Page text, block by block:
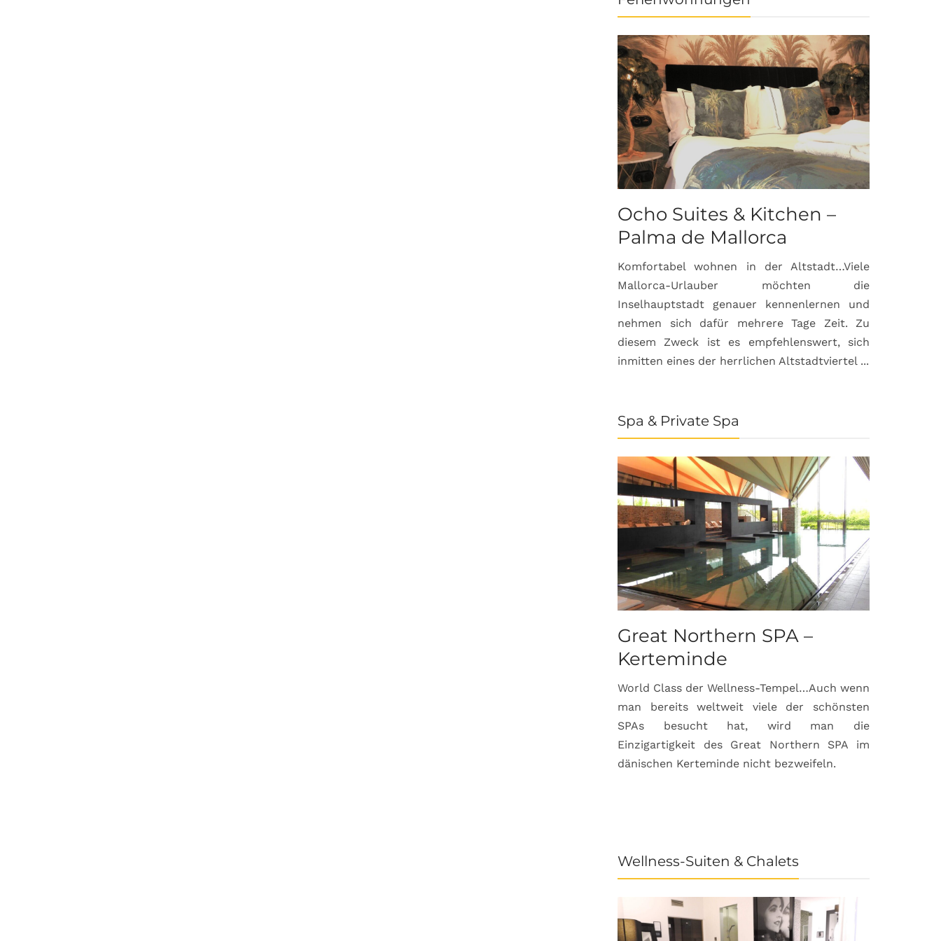
Ocho Suites & Kitchen –
Palma de Mallorca
Komfortabel wohnen in der Altstadt…Viele
Mallorca-Urlauber möchten die
Inselhauptstadt genauer kennenlernen und
nehmen sich dafür mehrere Tage Zeit. Zu
diesem Zweck ist es empfehlenswert, sich
inmitten eines der herrlichen Altstadtviertel ...
Spa & Private Spa
Great Northern SPA –
Kerteminde
World Class der Wellness-Tempel…Auch wenn
man bereits weltweit viele der schönsten
SPAs besucht hat, wird man die
Einzigartigkeit des Great Northern SPA im
dänischen Kerteminde nicht bezweifeln.
Wellness-Suiten & Chalets